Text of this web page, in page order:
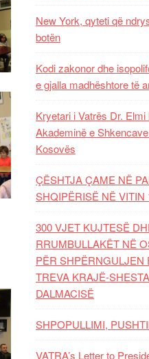
New York, qyteti që
botën
Kodi zakonor dhe
e gjalla madhështore të
Kryetari i Vatrës Dr.
Akademinë e
Kosovës
ÇËSHTJA ÇAME NË
SHQIPËRISË NË VITIN
300 VJET KUJTESË
RRUMBULLAKËT NË
PËR
TREVA KRAJË-
DALMACISË
SHPOPULLIMI,
VATRA’s Letter to